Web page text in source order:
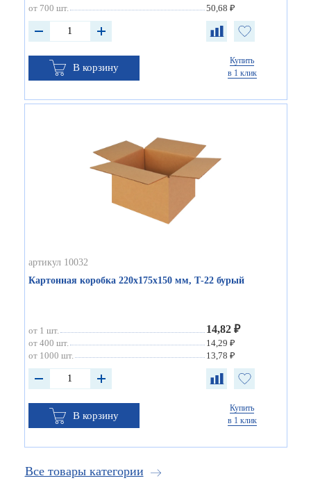
от 700 шт.
50,68 ₽
В корзину
Купить
в 1 клик
артикул 10032
Картонная коробка 220х175х150 мм, Т-22 бурый
от 1 шт. 14,82 ₽
от 400 шт.
14,29 ₽
от 1000 шт.
13,78 ₽
В корзину
Купить
в 1 клик
Все товары категории